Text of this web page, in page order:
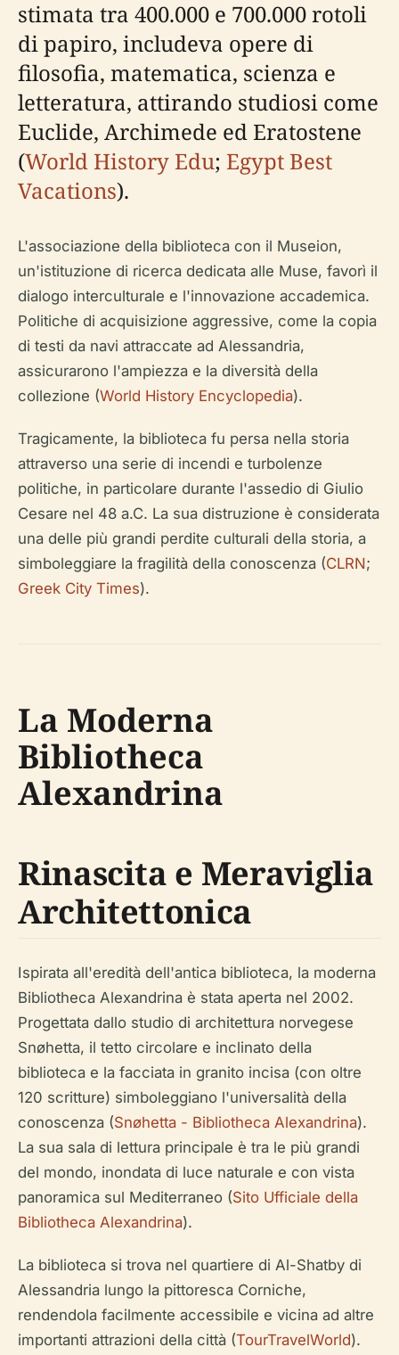
stimata tra 400.000 e 700.000 rotoli
di papiro, includeva opere di
filosofia, matematica, scienza e
letteratura, attirando studiosi come
Euclide, Archimede ed Eratostene
(World History Edu; Egypt Best
Vacations).
L'associazione della biblioteca con il Museion,
un'istituzione di ricerca dedicata alle Muse, favorì il
dialogo interculturale e l'innovazione accademica.
Politiche di acquisizione aggressive, come la copia
di testi da navi attraccate ad Alessandria,
assicurarono l'ampiezza e la diversità della
collezione (World History Encyclopedia).
Tragicamente, la biblioteca fu persa nella storia
attraverso una serie di incendi e turbolenze
politiche, in particolare durante l'assedio di Giulio
Cesare nel 48 a.C. La sua distruzione è considerata
una delle più grandi perdite culturali della storia, a
simboleggiare la fragilità della conoscenza (CLRN;
Greek City Times).
La Moderna
Bibliotheca
Alexandrina
Rinascita e Meraviglia
Architettonica
Ispirata all'eredità dell'antica biblioteca, la moderna
Bibliotheca Alexandrina è stata aperta nel 2002.
Progettata dallo studio di architettura norvegese
Snøhetta, il tetto circolare e inclinato della
biblioteca e la facciata in granito incisa (con oltre
120 scritture) simboleggiano l'universalità della
conoscenza (Snøhetta - Bibliotheca Alexandrina).
La sua sala di lettura principale è tra le più grandi
del mondo, inondata di luce naturale e con vista
panoramica sul Mediterraneo (Sito Ufficiale della
Bibliotheca Alexandrina).
La biblioteca si trova nel quartiere di Al-Shatby di
Alessandria lungo la pittoresca Corniche,
rendendola facilmente accessibile e vicina ad altre
importanti attrazioni della città (TourTravelWorld).